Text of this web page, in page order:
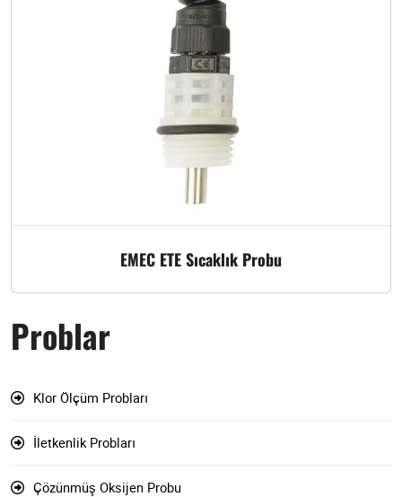
EMEC ETE Sıcaklık Probu
Problar
Klor Ölçüm Probları
İletkenlik Probları
Çözünmüş Oksijen Probu